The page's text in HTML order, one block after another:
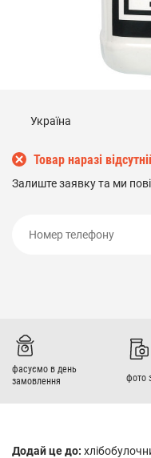
Україна
Товар наразі
Залиште заявку та ми
фасуємо в день
замовлення
фото
Додай це до: